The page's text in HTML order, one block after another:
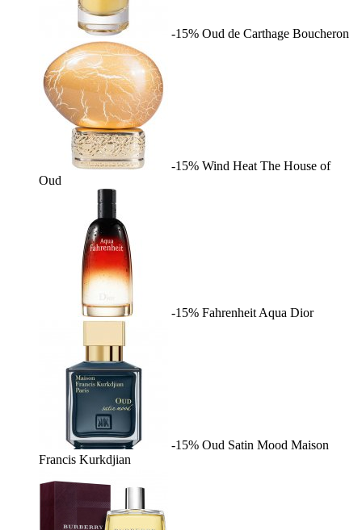
-15% Oud de Carthage Boucheron
-15% Wind Heat The House of
Oud
-15% Fahrenheit Aqua Dior
-15% Oud Satin Mood Maison
Francis Kurkdjian